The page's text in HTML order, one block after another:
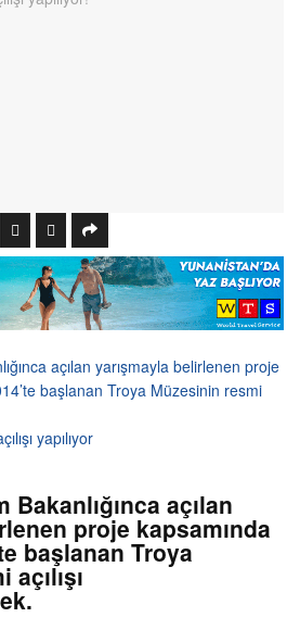
açılan yarışmayla belirlenen proje
başlanan Troya Müzesinin resmi
yapılıyor
açılan
proje kapsamında
başlanan Troya